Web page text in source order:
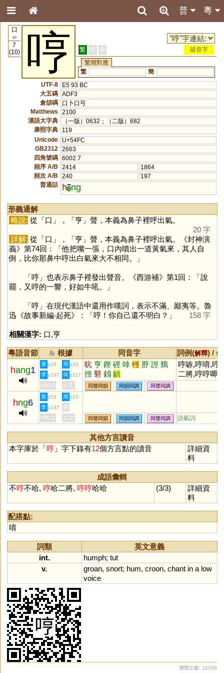
粵
普
口
30
7
(10)
哼 繁 簡 港
破音字
繁簡對應
繁
簡
UTF-8
E5 93 BC
大五碼 ADF3
倉頡碼
口卜口弓
Matthews
2100
漢語大字典
（一版）0632；（二版）682
康熙字典
119
Unicode
U+54FC
GB2312
2663
四角號碼 6002.7
頻序 A/B
2414
1864
頻次 A/B
240
197
普通話
h ng
形義通解
略說: 從「口 」，「亨」聲，本義為鼻子裡呼出氣。
20 字
詳解: 從「口 」，「亨」聲，本義為鼻子裡呼出氣。《封神演
義》第74回：「他把嘴一張，口內噴出一道黃氣來，其人自
倒，比你那鼻中哼出白氣來大不相同。」
「哼」也表示鼻子裡發出聲音。《西游補》第1回：「說
罷，又哼的一響，好如牛吼。」
「哼」在現代漢語中還用作嘆詞，表示不滿、鄙夷等。魯
迅《故事新編‧起死》：「哼！你自己還不明白？」
158 字
相關漢字: 口,亨
粵語音節 & 根據 同音字 詞例(解釋) / 備
hang1
黃 p16 周 p23 吭 亨 鏗 硜 啈 牼 脝 誙 鳽
挳 硻 銵 鍞
哼哧,哼唷,哼
二將,哼哼唧
李 p137 何 p117
HKLS 人文 同聲同韻 同韻同調 同聲同調
hng6
黃 p53 周 p23
李 p137
何
HKLS
人文 同聲同韻 同韻同調 同聲同調 語氣詞
其他方言讀音
本字庫於「哼」字下錄有12個方言點的讀音
詳細資
料
成語彙輯
不哼不哈, 哼哈二將, 哼哼哈哈 (3/3)
詳細資
料
配搭點:
唷
詞類
英文意義
int.
humph; tut
v.
groan, snort; hum, croon, chant in a low
voice
瀏覽次數: 12338